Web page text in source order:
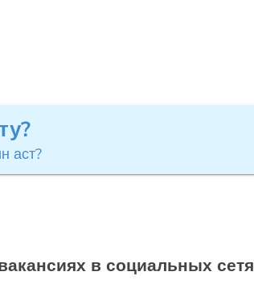
аст?
в социальных